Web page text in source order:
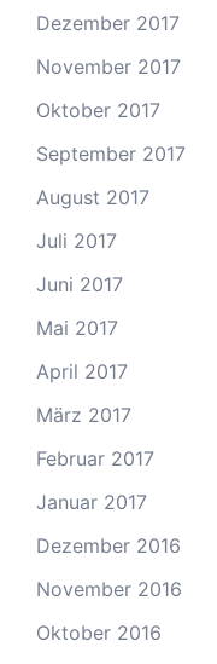
Dezember 2017
November 2017
Oktober 2017
September 2017
August 2017
Juli 2017
Juni 2017
Mai 2017
April 2017
März 2017
Februar 2017
Januar 2017
Dezember 2016
November 2016
Oktober 2016